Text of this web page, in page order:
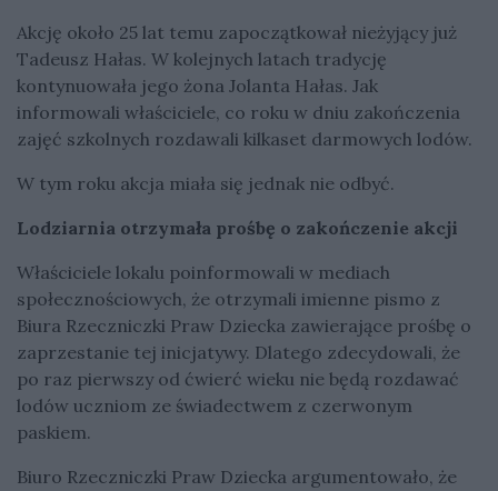
Akcję około 25 lat temu zapoczątkował nieżyjący już
Tadeusz Hałas. W kolejnych latach tradycję
kontynuowała jego żona Jolanta Hałas. Jak
informowali właściciele, co roku w dniu zakończenia
zajęć szkolnych rozdawali kilkaset darmowych lodów.
W tym roku akcja miała się jednak nie odbyć.
Lodziarnia otrzymała prośbę o zakończenie akcji
Właściciele lokalu poinformowali w mediach
społecznościowych, że otrzymali imienne pismo z
Biura Rzeczniczki Praw Dziecka zawierające prośbę o
zaprzestanie tej inicjatywy. Dlatego zdecydowali, że
po raz pierwszy od ćwierć wieku nie będą rozdawać
lodów uczniom ze świadectwem z czerwonym
paskiem.
Biuro Rzeczniczki Praw Dziecka argumentowało, że